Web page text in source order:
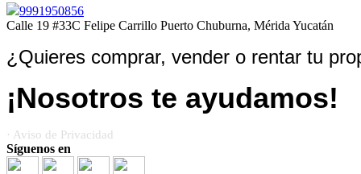
9991950856
Calle 19 #33C Felipe Carrillo Puerto Chuburna, Mérida Yucatán
¿Quieres comprar, vender o rentar tu
¡Nosotros te ayudamos!
· Aviso de Privacidad
Síguenos en